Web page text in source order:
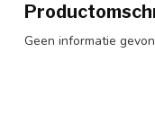
Geen informatie